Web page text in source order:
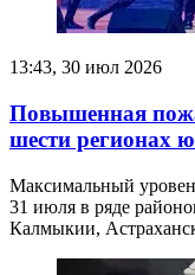
13:43, 30 июл 2026
Повышенная
шести регионах
Максимальный
31 июля в ряде
Калмыкии,